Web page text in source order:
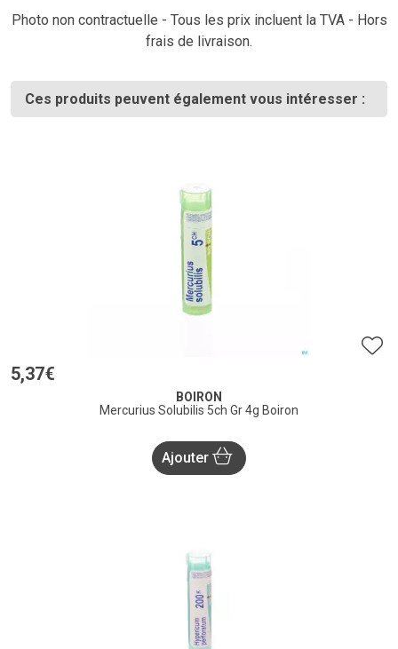
Photo non contractuelle - Tous les prix incluent la TVA - Hors
frais de livraison.
Ces produits peuvent également vous intéresser :
5,37€
BOIRON
Mercurius Solubilis 5ch Gr 4g Boiron
Ajouter